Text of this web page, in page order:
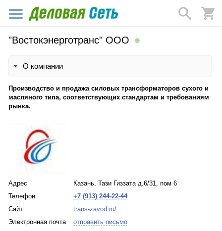
"Востокэнерготранс" ООО
О компании
Производство и продажа силовых трансформаторов сухого и
масляного типа, соответствующих стандартам и требованиям
рынка.
Адрес
Казань, Тази Гиззата д.6/31, пом 6
Телефон
+7 (913) 244-22-44
Сайт
trans-zavod.ru/
Электронная почта
отправить письмо